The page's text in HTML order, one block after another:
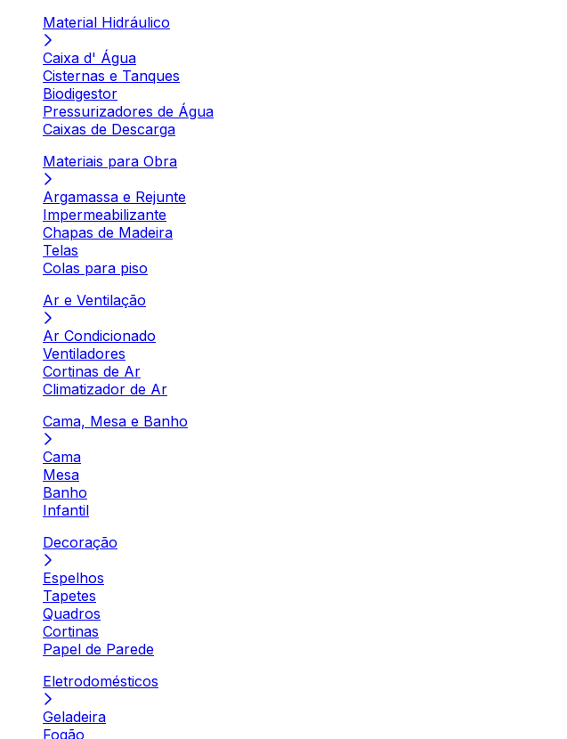
Material Hidráulico
Caixa d' Água
Cisternas e Tanques
Biodigestor
Pressurizadores de Água
Caixas de Descarga
Materiais para Obra
Argamassa e Rejunte
Impermeabilizante
Chapas de Madeira
Telas
Colas para piso
Ar e Ventilação
Ar Condicionado
Ventiladores
Cortinas de Ar
Climatizador de Ar
Cama, Mesa e Banho
Cama
Mesa
Banho
Infantil
Decoração
Espelhos
Tapetes
Quadros
Cortinas
Papel de Parede
Eletrodomésticos
Geladeira
Fogão